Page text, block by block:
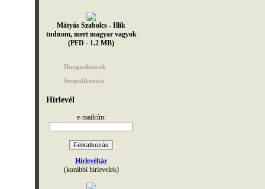
Mátyás Szabolcs - Illik
tudnom, mert magyar vagyok
(PFD - 1.2 MB)
Hungarikumok
Szegedikumok
Hírlevél
e-mailcím:
Hírlevéltár
(korábbi hírlevelek)